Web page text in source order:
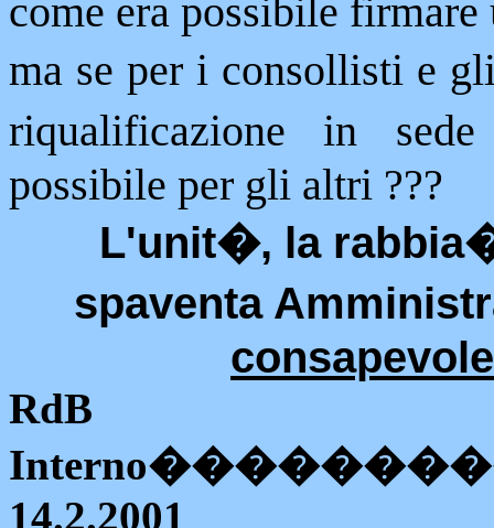
come era possibile
ma se per i consollisti e
riqualificazione in
possibile per gli altri ???
L'unit�, la rabbia
spaventa
RdB
Interno
14.2.2001